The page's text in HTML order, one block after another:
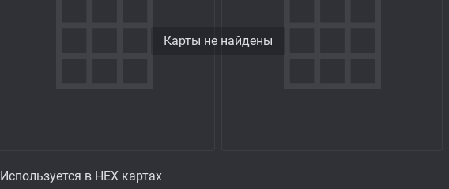
Карты не найдены
Используется в HEX картах